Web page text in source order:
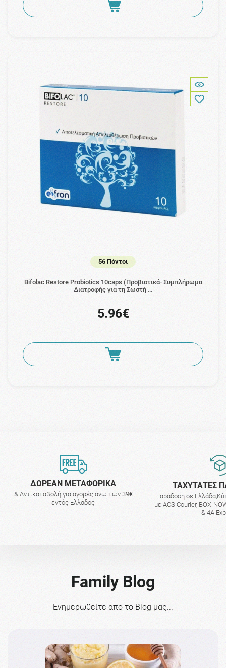
56 Πόντοι
Bifolac Restore Probiotics 10caps (Προβιοτικά- Συμπλήρωμα
Διατροφής για τη Σωστή …
5.96€
ΔΩΡΕΑΝ ΜΕΤΑΦΟΡΙΚΑ
& Αντικαταβολή για αγορές άνω των 39€
εντός Ελλάδος
ΤΑΧΥΤΑΤΕΣ
Παράδοση σε
με ACS Courier, BOX-
& 4A
Family Blog
Ενημερωθείτε απο το Blog μας...